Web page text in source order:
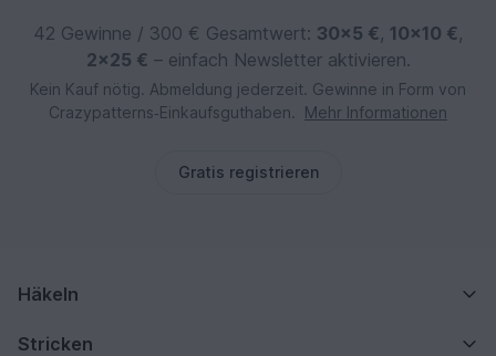
42 Gewinne / 300 € Gesamtwert: 30×5 €, 10×10 €,
2×25 € – einfach Newsletter aktivieren.
Kein Kauf nötig. Abmeldung jederzeit. Gewinne in Form von
Crazypatterns‑Einkaufsguthaben.
Mehr Informationen
Gratis registrieren
Häkeln
Stricken